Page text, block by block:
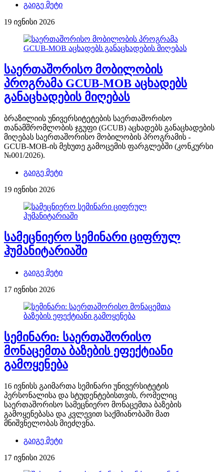
გაიგე მეტი
19 ივნისი 2026
საერთაშორისო მობილობის
პროგრამა GCUB-MOB აცხადებს
განაცხადების მიღებას
ბრაზილიის უნივერსიტეტების საერთაშორისო
თანამშრომლობის ჯგუფი (GCUB) აცხადებს განაცხადების
მიღებას საერთაშორისო მობილობის პროგრამის -
GCUB-MOB-ის მეხუთე გამოცემის ფარგლებში (კონკურსი
№001/2026).
გაიგე მეტი
19 ივნისი 2026
სამეცნიერო სემინარი ციფრულ
ჰუმანიტარიაში
გაიგე მეტი
17 ივნისი 2026
სემინარი: საერთაშორისო
მონაცემთა ბაზების ეფექტიანი
გამოყენება
16 ივნისს გაიმართა სემინარი უნივერსიტეტის
პერსონალისა და სტუდენტებისთვის, რომელიც
საერთაშორისო სამეცნიერო მონაცემთა ბაზების
გამოყენებასა და კვლევით საქმიანობაში მათ
მნიშვნელობას მიეძღვნა.
გაიგე მეტი
17 ივნისი 2026